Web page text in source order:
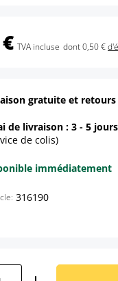
TVA incluse dont 0,50 €
gratuite et
de livraison : 3 - 5
de colis)
immédiatement
316190
d'informations sur le
de produit